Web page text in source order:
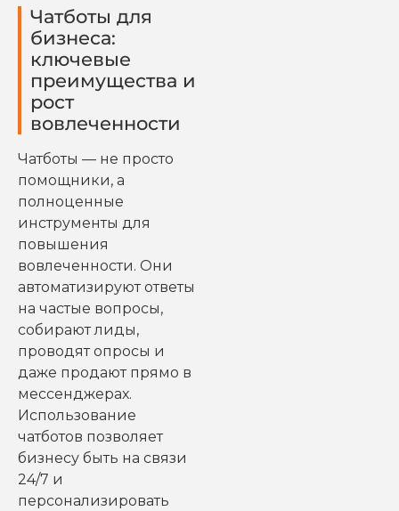
Чатботы для
бизнеса:
ключевые
преимущества и
рост
вовлеченности
Чатботы — не просто
помощники, а
полноценные
инструменты для
повышения
вовлеченности. Они
автоматизируют ответы
на частые вопросы,
собирают лиды,
проводят опросы и
даже продают прямо в
мессенджерах.
Использование
чатботов позволяет
бизнесу быть на связи
24/7 и
персонализировать